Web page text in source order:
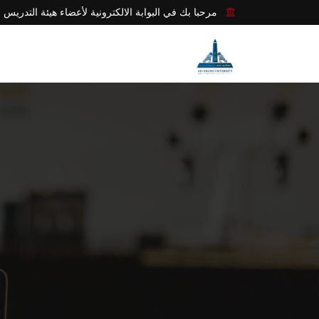
مرحبا بك في البوابة الالكترونية لأعضاء هيئة التدريس